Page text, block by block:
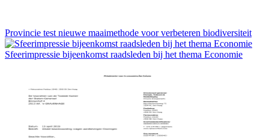
Provincie test nieuwe maaimethode voor verbeteren biodiversiteit
Sfeerimpressie bijeenkomst raadsleden bij het thema Economie